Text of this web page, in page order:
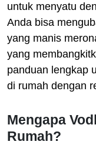
untuk menyatu
Anda bisa
yang manis
yang
panduan lengkap
di rumah dengan
Mengapa
Rumah?